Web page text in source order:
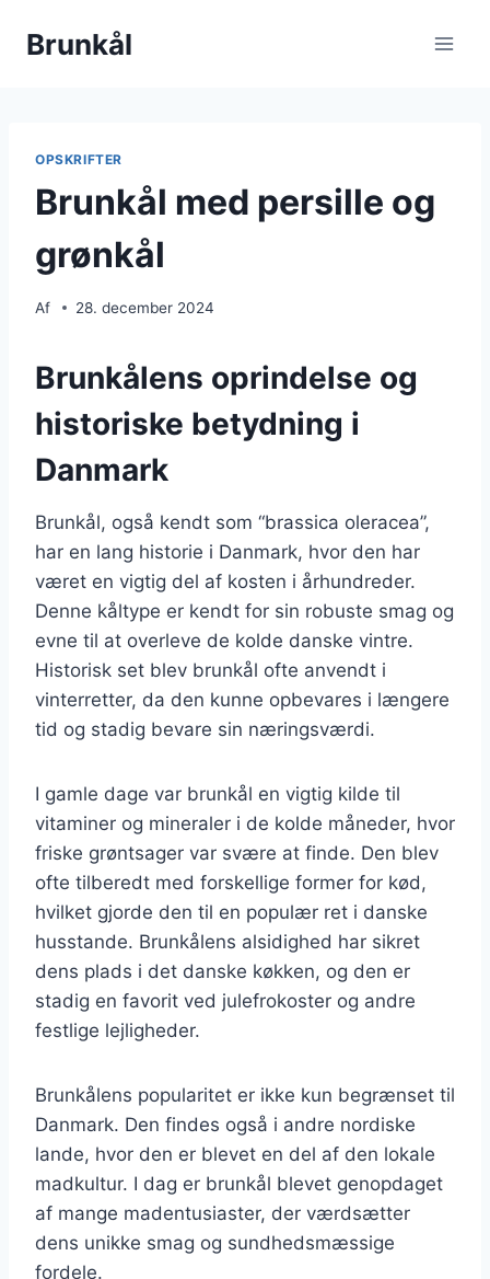
Brunkål
OPSKRIFTER
Brunkål med persille og
grønkål
Af 28. december 2024
Brunkålens oprindelse og
historiske betydning i
Danmark
Brunkål, også kendt som “brassica oleracea”,
har en lang historie i Danmark, hvor den har
været en vigtig del af kosten i århundreder.
Denne kåltype er kendt for sin robuste smag og
evne til at overleve de kolde danske vintre.
Historisk set blev brunkål ofte anvendt i
vinterretter, da den kunne opbevares i længere
tid og stadig bevare sin næringsværdi.
I gamle dage var brunkål en vigtig kilde til
vitaminer og mineraler i de kolde måneder, hvor
friske grøntsager var svære at finde. Den blev
ofte tilberedt med forskellige former for kød,
hvilket gjorde den til en populær ret i danske
husstande. Brunkålens alsidighed har sikret
dens plads i det danske køkken, og den er
stadig en favorit ved julefrokoster og andre
festlige lejligheder.
Brunkålens popularitet er ikke kun begrænset til
Danmark. Den findes også i andre nordiske
lande, hvor den er blevet en del af den lokale
madkultur. I dag er brunkål blevet genopdaget
af mange madentusiaster, der værdsætter
dens unikke smag og sundhedsmæssige
fordele.